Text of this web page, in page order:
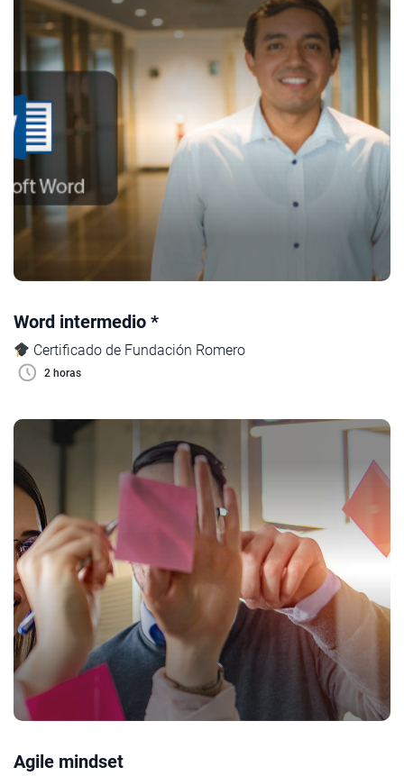
Word intermedio *
Certificado de Fundación Romero
2 horas
Agile mindset